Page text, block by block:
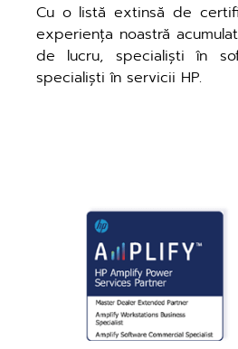
Cu o listă extinsă de
experiența noastră
de lucru, specialiști în
specialiști în servicii HP.